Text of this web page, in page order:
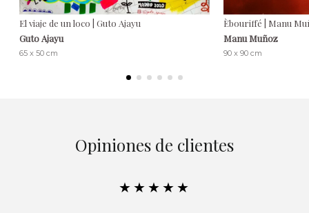
El viaje de un loco | Guto Ajayu
Guto Ajayu
65 x 50 cm
Èbouriffé | Manu
Manu Muñoz
90 x 90 cm
Opiniones de clientes
★★★★★